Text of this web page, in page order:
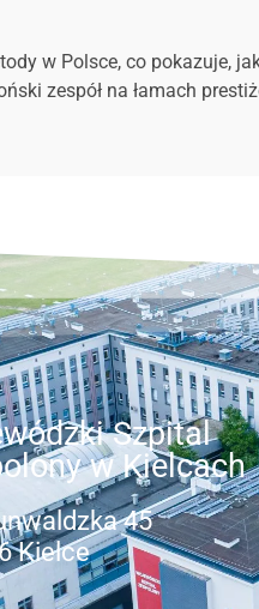
w Polsce, co pokazuje,
zespół na łamach
Szpital
w Kielcach
45
Kielce